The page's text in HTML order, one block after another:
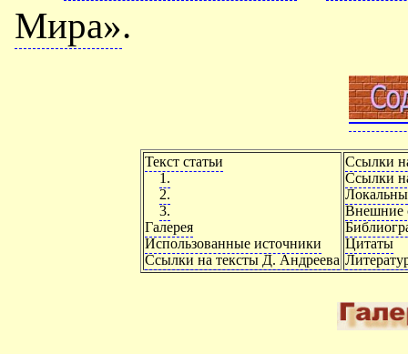
Мира».
Текст статьи
1.
2.
3.
Галерея
Использованные источники
Ссылки на тексты Д. Андреева
Ссылки
Ссылки
Внешние
Цитаты